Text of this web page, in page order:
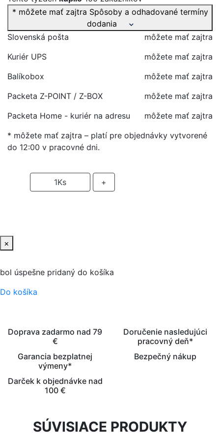
* môžete mať zajtra Spôsoby a odhadované termíny
dodania
Slovenská pošta
môžete mať zajtra
Kuriér UPS
môžete mať zajtra
Balíkobox
môžete mať zajtra
Packeta Z-POINT / Z-BOX
môžete mať zajtra
Packeta Home - kuriér na adresu
môžete mať zajtra
* môžete mať zajtra – platí pre objednávky vytvorené
do 12:00 v pracovné dni.
1Ks +
×
bol úspešne pridaný do košíka
Do košíka
Doprava zadarmo nad 79
€
Doručenie nasledujúci
pracovný deň*
Garancia bezplatnej
výmeny*
Bezpečný nákup
Darček k objednávke nad
100 €
SÚVISIACE PRODUKTY